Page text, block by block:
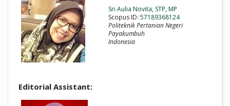
Sri Aulia Novita, STP, MP
Scopus ID: 57189368124
Politeknik Pertanian Negeri
Payakumbuh
Indonesia
Editorial Assistant: